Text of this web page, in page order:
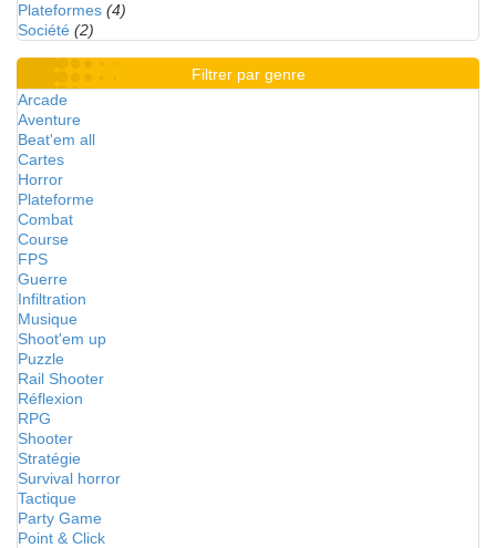
Plateformes (4)
Société (2)
Filtrer par genre
Arcade
Aventure
Beat'em all
Cartes
Horror
Plateforme
Combat
Course
FPS
Guerre
Infiltration
Musique
Shoot'em up
Puzzle
Rail Shooter
Réflexion
RPG
Shooter
Stratégie
Survival horror
Tactique
Party Game
Point & Click